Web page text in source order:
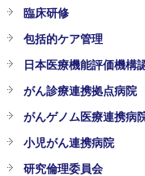
臨床研修
包括的ケア管理
日本医療機能評価機構
がん診療連携拠点病院
がんゲノム医療連携病
小児がん連携病院
研究倫理委員会